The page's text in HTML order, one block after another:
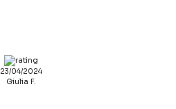
23/04/2024
Giulia F.